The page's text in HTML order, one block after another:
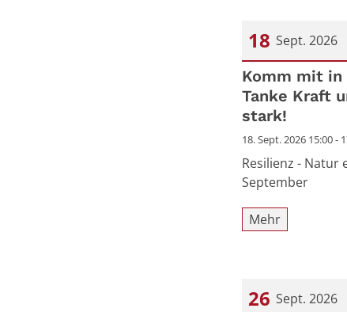
18 Sept. 2026
Datum: 18.
Komm mit in
Tanke Kraft
stark!
18. Sept. 2026 15:00 -
Resilienz - Natur
September
Mehr
26 Sept. 2026